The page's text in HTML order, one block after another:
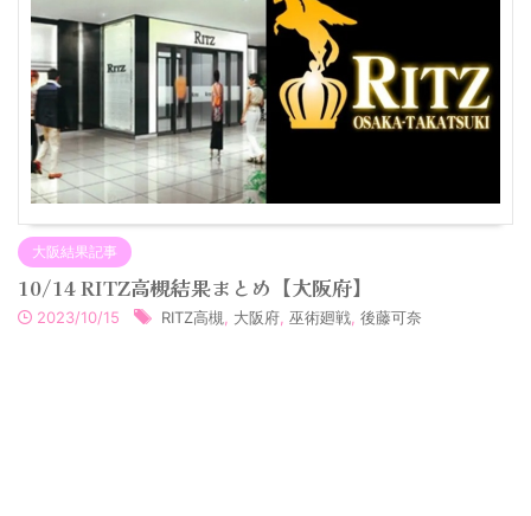
大阪結果記事
10/14 RITZ高槻結果まとめ【大阪府】
2023/10/15 RITZ高槻 大阪府 巫術廻戦 後藤可奈